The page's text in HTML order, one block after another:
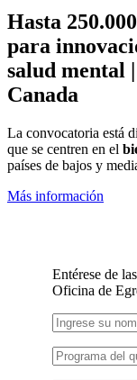
Hasta
para
salud mental |
Canada
La convocatoria está
que se centren en el
países de bajos y
Más información
Entérese de
Oficina de